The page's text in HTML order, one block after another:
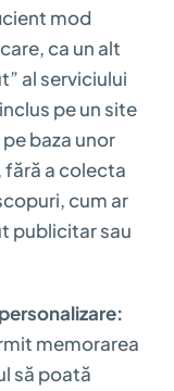
mod
ca un alt
al serviciului
pe un site
baza unor
a colecta
cum ar
publicitar sau
memorarea
să poată